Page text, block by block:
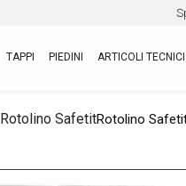
TAPPI PIEDINI ARTICOLI TECNICI
Rotolino SafetitRotolino